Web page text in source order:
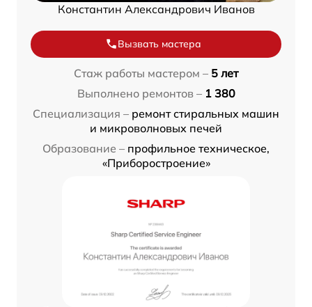
Константин Александрович Иванов
Вызвать мастера
Стаж работы мастером – 5 лет
Выполнено ремонтов – 1 380
Специализация – ремонт стиральных машин
и микроволновых печей
Образование – профильное техническое,
«Приборостроение»